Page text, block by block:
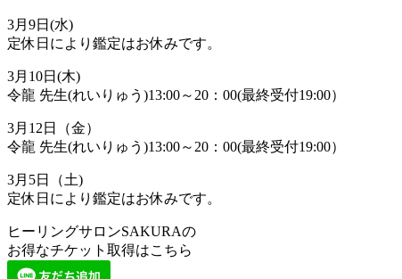
3月9日(水)
定休日により鑑定はお休みです。
3月10日(木)
令龍 先生(れいりゅう)13:00～20：00(最終受付19:00）
3月12日（金）
令龍 先生(れいりゅう)13:00～20：00(最終受付19:00）
3月5日（土)
定休日により鑑定はお休みです。
ヒーリングサロンSAKURAの
お得なチケット取得はこちら